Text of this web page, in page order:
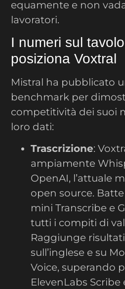
equamente e non
lavoratori.
I numeri sul
posiziona Voxtral
Mistral ha pubblicato
benchmark per
competitività dei suoi
loro dati:
Trascrizione:
ampiamente
OpenAI, l’attuale
open source.
mini Transcribe e
tutti i compiti di
Raggiunge
sull’inglese e su
Voice, superando
ElevenLabs